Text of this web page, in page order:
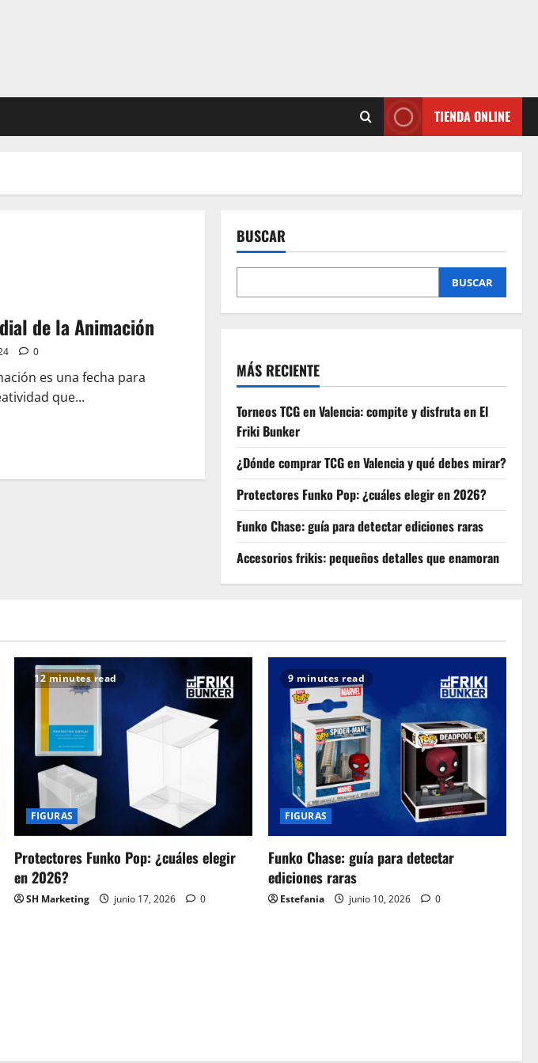
TIENDA ONLINE
de la Animación
0
es una fecha para
que...
BUSCAR
BUSCAR
MÁS RECIENTE
Torneos TCG en Valencia: compite y disfruta en El
Friki Bunker
¿Dónde comprar TCG en Valencia y qué debes mirar?
Protectores Funko Pop: ¿cuáles elegir en 2026?
Funko Chase: guía para detectar ediciones raras
Accesorios frikis: pequeños detalles que enamoran
12 minutes read
FIGURAS
Protectores Funko Pop: ¿cuáles elegir
en 2026?
SH Marketing junio 17, 2026 0
9 minutes read
FIGURAS
Funko Chase: guía para detectar
ediciones raras
Estefania junio 10, 2026 0